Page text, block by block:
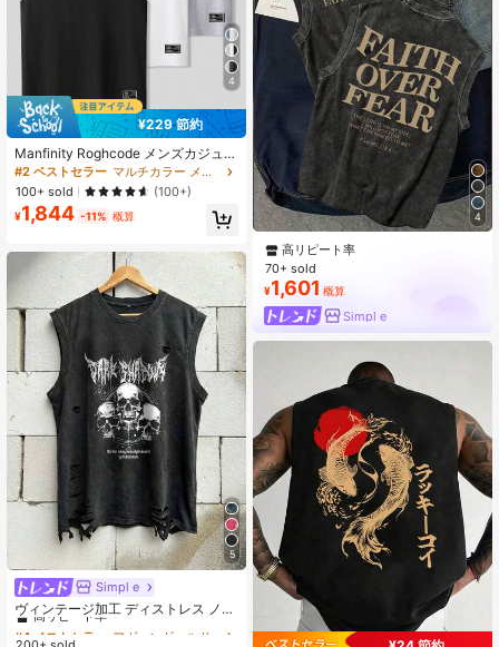
4
¥229 節約
Manfinity Roghcode メンズカジュア
ル無地ノースリーブトップ、夏用3枚
セットのTシャツパック、メンズTシ
ャツパック、ホリデー
#2 ベストセラー
マルチカラー メンズタンクトップ
100+ sold
(100+)
¥1,844 -11% 概算
5
Simpl e
ヴィンテージ加工 ディストレス ノー
スリーブタンクトップ メンズ
#4 ベストセラー
高リピート率
#4 ベストセラー
#4 ベストセラー
4
高リピート率
70+ sold
¥1,601 概算
Simpl e